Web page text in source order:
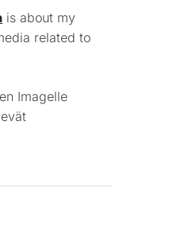
is about my
related to
Imagelle